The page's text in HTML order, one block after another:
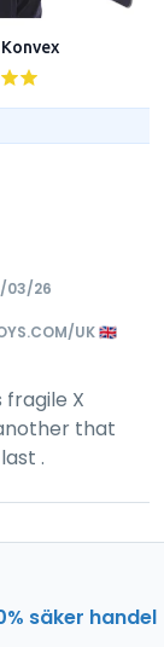
03/26
UK 🇬🇧
fragile X
that
.
säker handel